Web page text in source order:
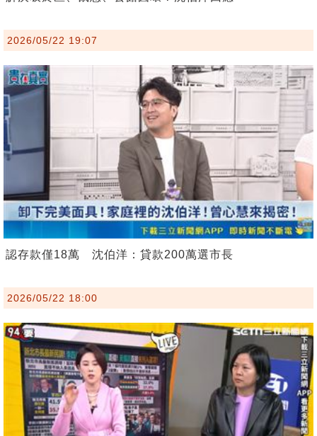
2026/05/22 19:07
認存款僅18萬 沈伯洋：貸款200萬選市長
2026/05/22 18:00